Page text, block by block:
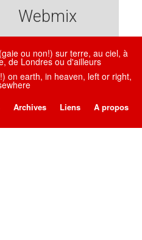
Webmix
ou non!) sur terre, au ciel, à
de Londres ou d'ailleurs
on earth, in heaven, left or right,
Archives Liens A propos